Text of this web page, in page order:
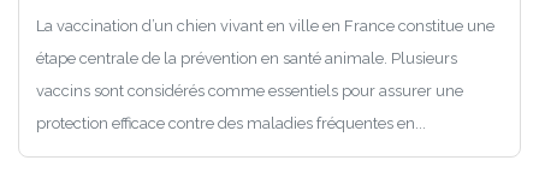
La vaccination d’un chien vivant en ville en France constitue une
étape centrale de la prévention en santé animale. Plusieurs
vaccins sont considérés comme essentiels pour assurer une
protection efficace contre des maladies fréquentes en...